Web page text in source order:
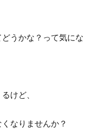
うかな？って気にな
けど、
なりませんか？